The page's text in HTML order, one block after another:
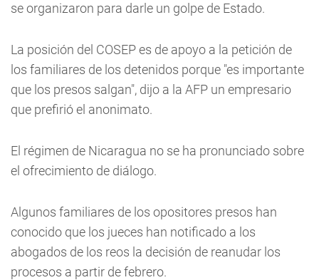
se organizaron para darle un golpe de Estado.
La posición del COSEP es de apoyo a la petición de
los familiares de los detenidos porque "es importante
que los presos salgan", dijo a la AFP un empresario
que prefirió el anonimato.
El régimen de Nicaragua no se ha pronunciado sobre
el ofrecimiento de diálogo.
Algunos familiares de los opositores presos han
conocido que los jueces han notificado a los
abogados de los reos la decisión de reanudar los
procesos a partir de febrero.